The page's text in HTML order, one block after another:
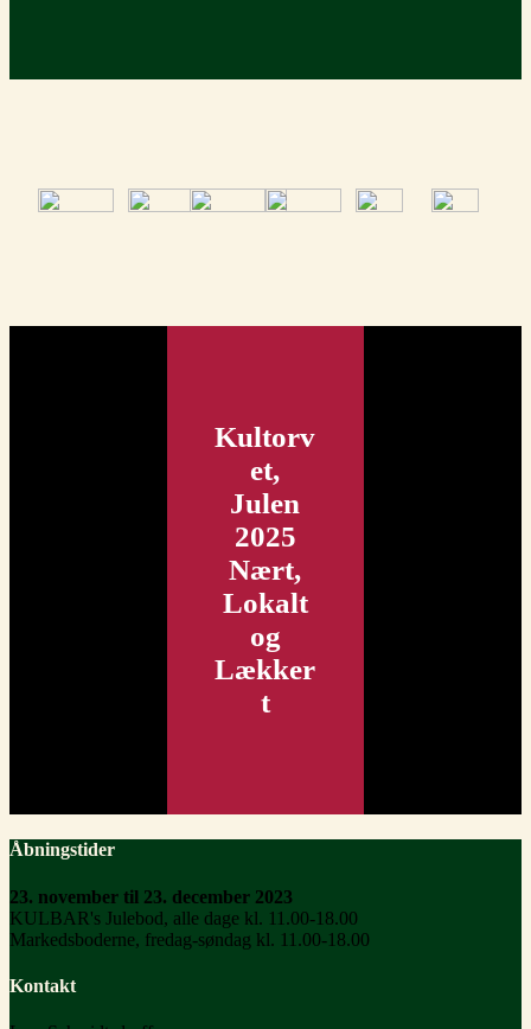
Kultorv
et,
Julen
2025
Nært,
Lokalt
og
Lækker
t
Åbningstider
23. november til 23. december 2023
KULBAR's Julebod, alle dage kl. 11.00-18.00
Markedsboderne, fredag-søndag kl. 11.00-18.00
Kontakt